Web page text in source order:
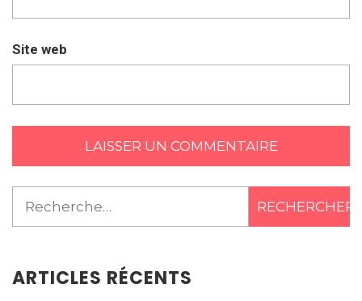
Site web
Rechercher :
ARTICLES RÉCENTS